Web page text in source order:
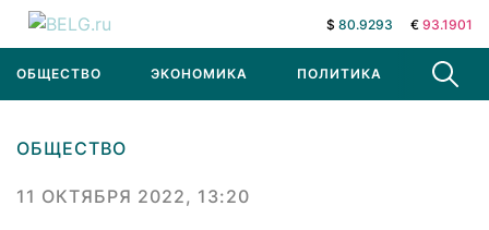
$ 80.9293 € 93.1901
ОБЩЕСТВО ЭКОНОМИКА ПОЛИТИКА В МИРЕ
ОБЩЕСТВО
11 ОКТЯБРЯ 2022, 13:20